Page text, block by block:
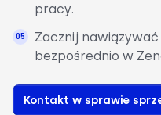
pracy.
Zacznij
bezpośrednio w
Kontakt w sprawie